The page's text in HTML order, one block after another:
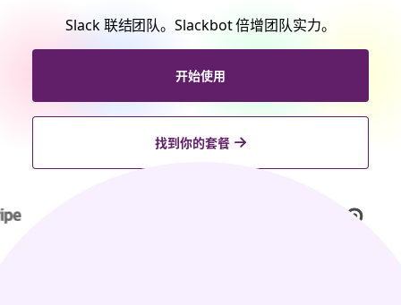
Slack 联结团队。Slackbot 倍增团队实力。
开始使用
找到你的套餐